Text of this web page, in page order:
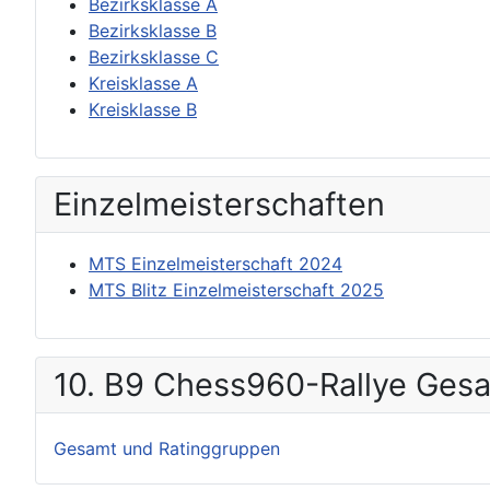
Bezirksklasse A
Bezirksklasse B
Bezirksklasse C
Kreisklasse A
Kreisklasse B
Einzel­meisterschaften
MTS Einzelmeisterschaft 2024
MTS Blitz Einzelmeisterschaft 2025
10. B9 Chess960-Rallye
Gesamt und Ratinggruppen